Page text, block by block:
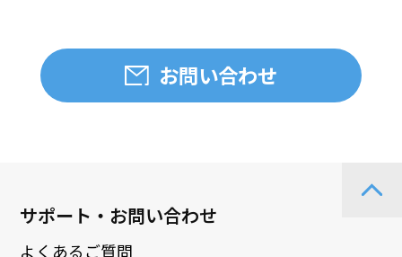
お問い合わせ
サポート・お問い合わせ
よくあるご質問